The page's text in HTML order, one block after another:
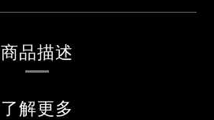
商品描述
了解更多